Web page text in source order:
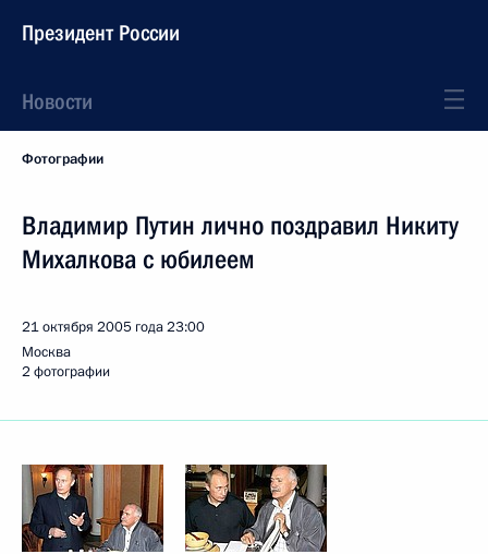
Президент России
Новости
Фотографии
Владимир Путин лично поздравил Никиту
Михалкова с юбилеем
21 октября 2005 года23:00
Москва
2 фотографии